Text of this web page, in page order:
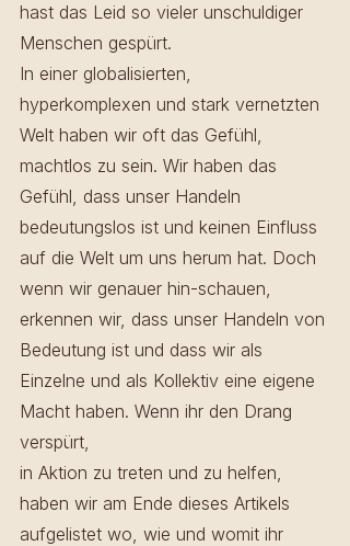
hast das Leid so vieler unschuldiger
Menschen gespürt.
In einer globalisierten,
hyperkomplexen und stark vernetzten
Welt haben wir oft das Gefühl,
machtlos zu sein. Wir haben das
Gefühl, dass unser Handeln
bedeutungslos ist und keinen Einfluss
auf die Welt um uns herum hat. Doch
wenn wir genauer hin-schauen,
erkennen wir, dass unser Handeln von
Bedeutung ist und dass wir als
Einzelne und als Kollektiv eine eigene
Macht haben. Wenn ihr den Drang
verspürt,
in Aktion zu treten und zu helfen,
haben wir am Ende dieses Artikels
aufgelistet wo, wie und womit ihr